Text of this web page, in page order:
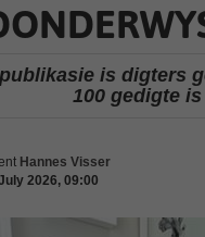
is digters
100 gedigte
Hannes Visser
2026, 09:00